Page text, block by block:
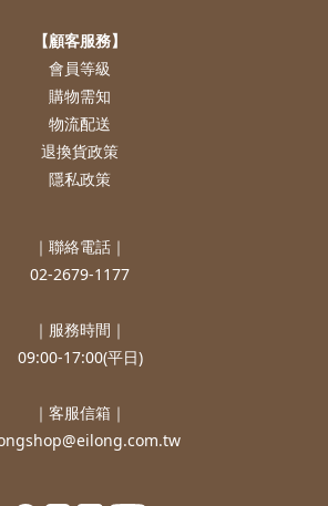
【顧客服務】
會員等級
購物需知
物流配送
退換貨政策
隱私政策
｜聯絡電話｜
02-2679-1177
｜服務時間｜
09:00-17:00(平日)
｜客服信箱｜